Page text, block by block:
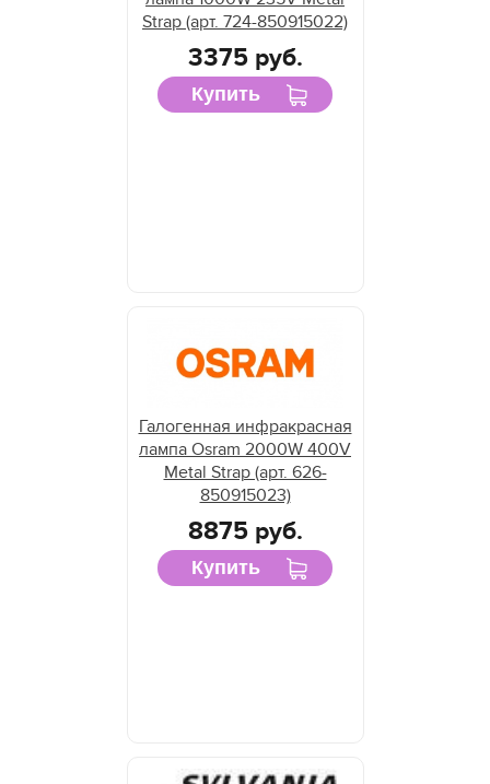
Strap (арт. 724-850915022)
3375 руб.
Купить
Галогенная инфракрасная
лампа Osram 2000W 400V
Metal Strap (арт. 626-
850915023)
8875 руб.
Купить